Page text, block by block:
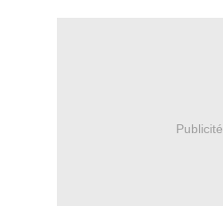
Publicité